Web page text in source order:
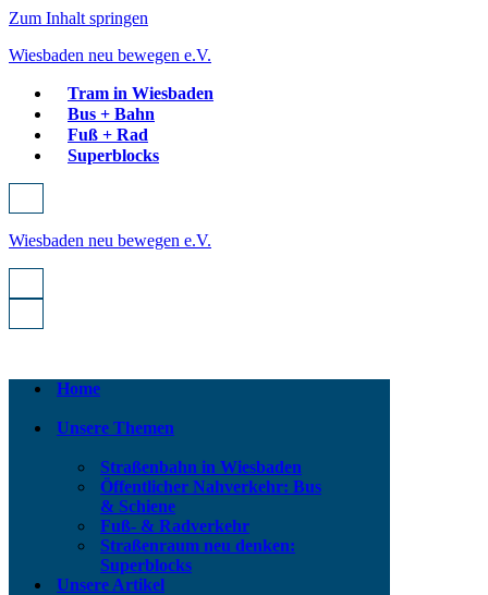
Zum Inhalt springen
Wiesbaden neu bewegen e.V.
Tram in Wiesbaden
Bus + Bahn
Fuß + Rad
Superblocks
Navigationsmenü
Wiesbaden neu bewegen e.V.
Navigationsmenü
Navigationsmenü
Home
Unsere Themen
Straßenbahn in Wiesbaden
Öffentlicher Nahverkehr: Bus
& Schiene
Fuß- & Radverkehr
Straßenraum neu denken:
Superblocks
Unsere Artikel